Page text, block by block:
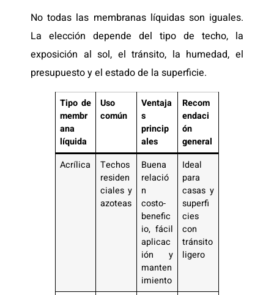
No todas las membranas líquidas son iguales.
La elección depende del tipo de techo, la
exposición al sol, el tránsito, la humedad, el
presupuesto y el estado de la superficie.
Tipo de
membr
ana
líquida
Uso
común
Ventaja
s
princip
ales
Recom
endaci
ón
general
Acrílica
Techos
residen
ciales y
azoteas
Buena
relació
n
costo-
benefic
io, fácil
aplicac
ión y
manten
imiento
Ideal
para
casas y
superfi
cies
con
tránsito
ligero